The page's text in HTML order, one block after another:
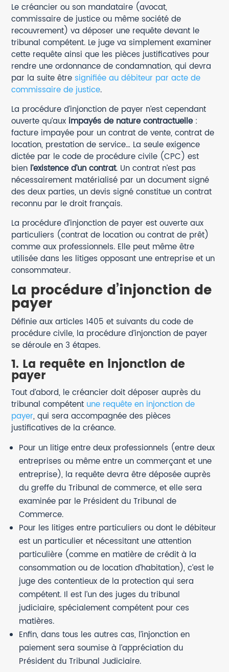
Le créancier ou son mandataire (avocat,
commissaire de justice ou même société de
recouvrement) va déposer une requête devant le
tribunal compétent. Le juge va simplement examiner
cette requête ainsi que les pièces justificatives pour
rendre une ordonnance de condamnation, qui devra
par la suite êtresignifiée au débiteur par acte de
commissaire de justice.
La procédure d’injonction de payer n’est cependant
ouverte qu’aux impayés de nature contractuelle:
facture impayée pour un contrat de vente, contrat de
location, prestation de service… La seule exigence
dictée par le code de procédure civile (CPC) est
bien l’existence d’un contrat. Un contrat n’est pas
nécessairement matérialisé par un document signé
des deux parties, un devis signé constitue un contrat
reconnu par le droit français.
La procédure d’injonction de payer est ouverte aux
particuliers (contrat de location ou contrat de prêt)
comme aux professionnels. Elle peut même être
utilisée dans les litiges opposant une entreprise et un
consommateur.
La procédure d’injonction de
payer
Définie aux articles 1405 et suivants du code de
procédure civile, la procédure d’injonction de payer
se déroule en 3 étapes.
1. La requête en injonction de
payer
Tout d’abord, le créancier doit déposer auprès du
tribunal compétent une requête en injonction de
payer, qui sera accompagnée des pièces
justificatives de la créance.
Pour un litige entre deux professionnels (entre deux
entreprises ou même entre un commerçant et une
entreprise), la requête devra être déposée auprès
du greffe du Tribunal de commerce, et elle sera
examinée par le Président du Tribunal de
Commerce.
Pour les litiges entre particuliers ou dont le débiteur
est un particulier et nécessitant une attention
particulière (comme en matière de crédit à la
consommation ou de location d’habitation), c’est le
juge des contentieux de la protection qui sera
compétent. Il est l’un des juges du tribunal
judiciaire, spécialement compétent pour ces
matières.
Enfin, dans tous les autres cas, l’injonction en
paiement sera soumise à l’appréciation du
Président du Tribunal Judiciaire.